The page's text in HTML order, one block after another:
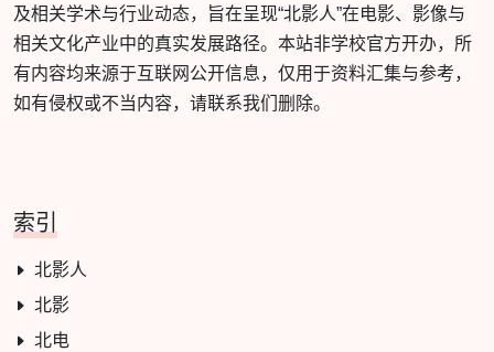
及相关学术与行业动态，旨在呈现“北影人”在电影、影像与
相关文化产业中的真实发展路径。本站非学校官方开办，所
有内容均来源于互联网公开信息，仅用于资料汇集与参考，
如有侵权或不当内容，请联系我们删除。
索引
北影人
北影
北电